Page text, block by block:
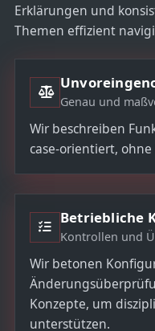
Erklärungen und
Themen effizient
Genau und
Wir beschreiben
case-orientiert,
Betriebliche
Kontrollen und
Wir betonen
Konzepte, um
unterstützen.